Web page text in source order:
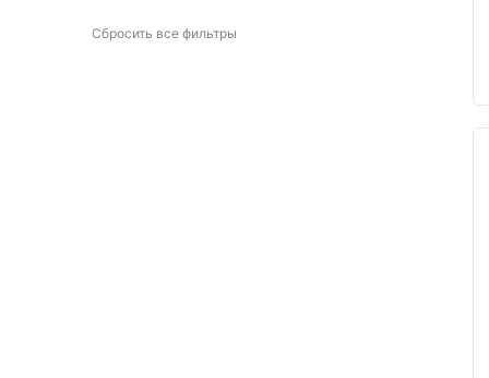
СинийСбросить все фильтры